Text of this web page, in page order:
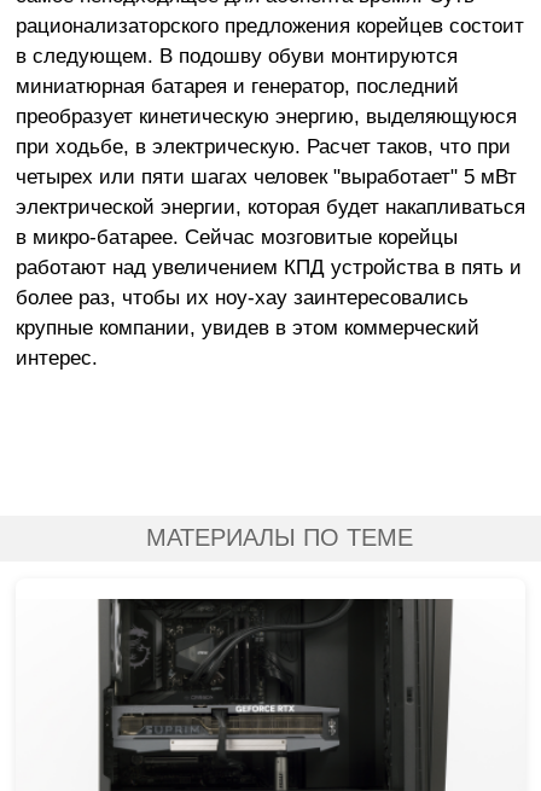
рационализаторского предложения корейцев состоит
в следующем. В подошву обуви монтируются
миниатюрная батарея и генератор, последний
преобразует кинетическую энергию, выделяющуюся
при ходьбе, в электрическую. Расчет таков, что при
четырех или пяти шагах человек "выработает" 5 мВт
электрической энергии, которая будет накапливаться
в микро-батарее. Сейчас мозговитые корейцы
работают над увеличением КПД устройства в пять и
более раз, чтобы их ноу-хау заинтересовались
крупные компании, увидев в этом коммерческий
интерес.
МАТЕРИАЛЫ ПО ТЕМЕ